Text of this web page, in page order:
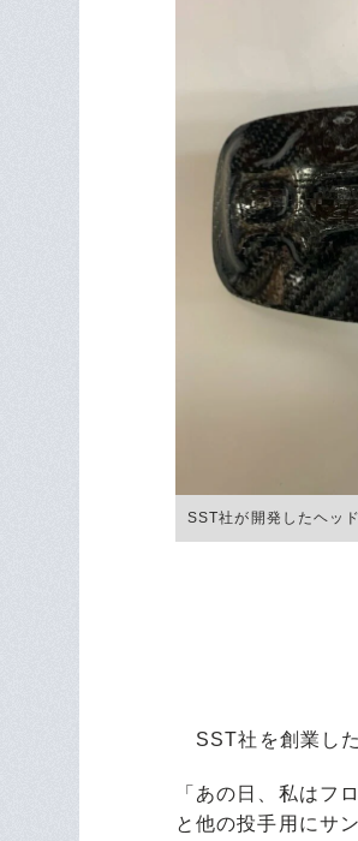
SST社が開発したヘッ
SST社を創業した
「あの日、私はフ
と他の投手用にサ